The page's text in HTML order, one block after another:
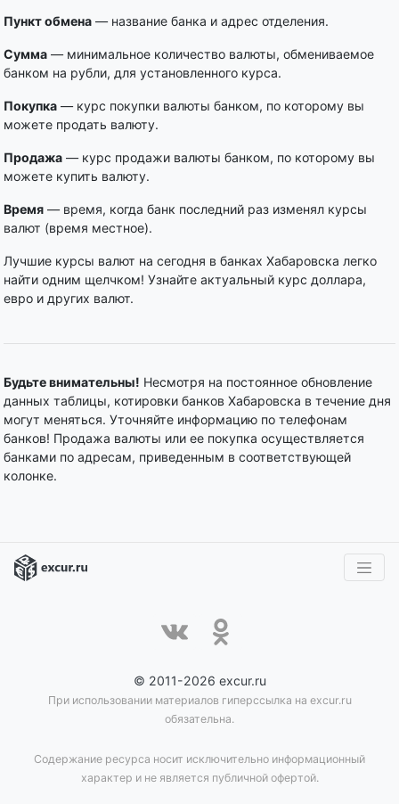
Пункт обмена — название банка и адрес отделения.
Сумма — минимальное количество валюты, обмениваемое
банком на рубли, для установленного курса.
Покупка — курс покупки валюты банком, по которому вы
можете продать валюту.
Продажа — курс продажи валюты банком, по которому вы
можете купить валюту.
Время — время, когда банк последний раз изменял курсы
валют (время местное).
Лучшие курсы валют на сегодня в банках Хабаровска легко
найти одним щелчком! Узнайте актуальный курс доллара,
евро и других валют.
Будьте внимательны! Несмотря на постоянное обновление
данных таблицы, котировки банков Хабаровска в течение дня
могут меняться. Уточняйте информацию по телефонам
банков! Продажа валюты или ее покупка осуществляется
банками по адресам, приведенным в соответствующей
колонке.
© 2011-2026 excur.ru
При использовании материалов гиперссылка на excur.ru
обязательна.
Содержание ресурса носит исключительно информационный
характер и не является публичной офертой.